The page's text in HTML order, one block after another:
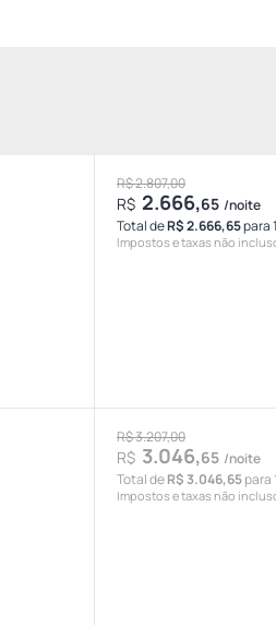
R$ 2.807,00
R$ 2.666,65 /noite
Total deR$ 2.666,65para
Impostos e taxas não
R$ 3.207,00
R$ 3.046,65 /noite
Total deR$ 3.046,65para
Impostos e taxas não